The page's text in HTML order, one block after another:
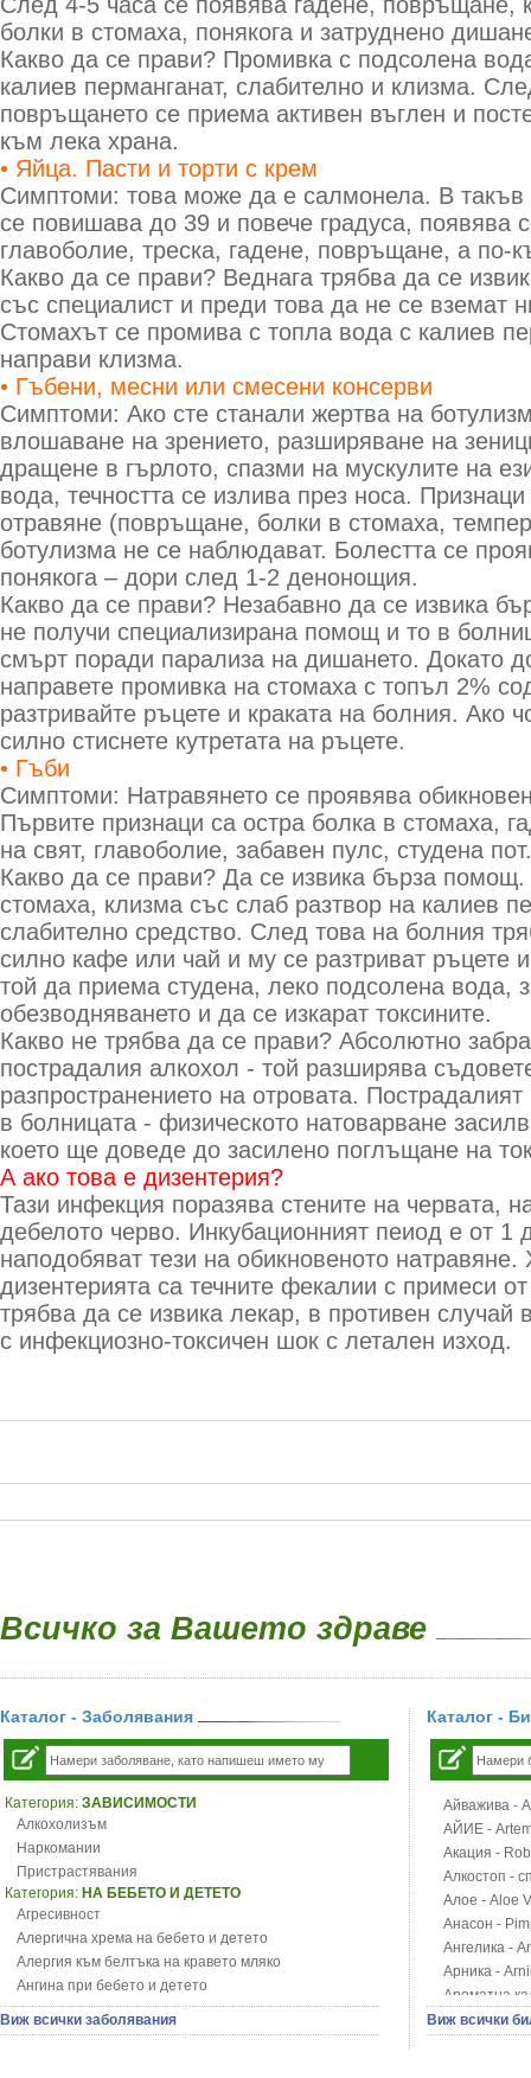
болки в стомаха, понякога и затруднено
Какво да се прави? Промивка с подсолена
калиев перманганат, слабително и клизма.
повръщането се приема активен въглен и
към лека храна.
• Яйца. Пасти и торти с крем
Симптоми: това може да е салмонела. В такъв
се повишава до 39 и повече градуса, появява
главоболие, треска, гадене, повръщане, а по-
Какво да се прави? Веднага трябва да се
със специалист и преди това да не се вземат
Стомахът се промива с топла вода с калиев
направи клизма.
• Гъбени, месни или смесени консерви
Симптоми: Ако сте станали жертва на
влошаване на зрението, разширяване на
дращене в гърлото, спазми на мускулите на
вода, течността се излива през носа.
отравяне (повръщане, болки в стомаха,
ботулизма не се наблюдават. Болестта се
понякога – дори след 1-2 денонощия.
Какво да се прави? Незабавно да се извика
не получи специализирана помощ и то в
смърт поради парализа на дишането. Докато
направете промивка на стомаха с топъл 2%
разтривайте ръцете и краката на болния. Ако
силно стиснете кутретата на ръцете.
• Гъби
Симптоми: Натравянето се проявява
Първите признаци са остра болка в стомаха,
на свят, главоболие, забавен пулс, студена пот.
Какво да се прави? Да се извика бърза
стомаха, клизма със слаб разтвор на калиев
слабително средство. След това на болния
силно кафе или чай и му се разтриват ръцете
той да приема студена, леко подсолена вода,
обезводняването и да се изкарат токсините.
Какво не трябва да се прави? Абсолютно
пострадалия алкохол - той разширява
разпространението на отровата.
в болницата - физическото натоварване
което ще доведе до засилено поглъщане на
А ако това е дизентерия?
Тази инфекция поразява стените на червата,
дебелото черво. Инкубационният пеиод е от
наподобяват тези на обикновеното натравяне.
дизентерията са течните фекалии с примеси
трябва да се извика лекар, в противен
с инфекциозно-токсичен шок с летален изход.
Всичко за Вашето здраве
Каталог - Заболявания
Категория: ЗАВИСИМОСТИ
Алкохолизъм
Наркомании
Пристрастявания
Категория: НА БЕБЕТО И ДЕТЕТО
Агресивност
Алергична хрема на бебето и детето
Алергия към белтъка на кравето мляко
Ангина при бебето и детето
Анемия при бебето и детето
Апетит - пълни деца
Виж всички заболявания
Каталог -
Айважива -
АЙИЕ -
Акация -
Алкостоп -
Алое - Aloe
Анасон -
Ангелика -
Арника -
Ароматна
Арония -
Виж всички